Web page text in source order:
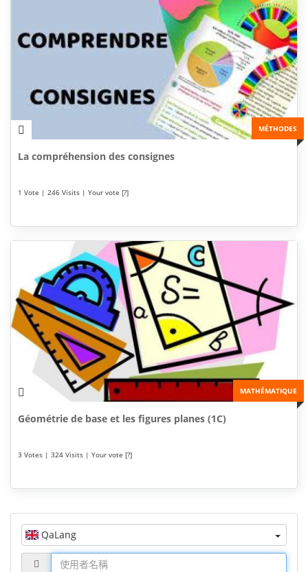
MÉTHODES
La compréhension des consignes
1 Vote | 246 Visits | Your vote [?]
MATHÉMATIQUE
Géométrie de base et les figures planes (1C)
3 Votes | 324 Visits | Your vote [?]
QaLang